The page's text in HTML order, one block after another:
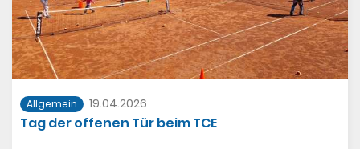
Galerie öffnen
Allgemein 19.04.2026
Tag der offenen Tür beim TCE